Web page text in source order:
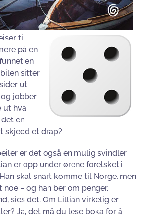
til
på en
en
sitter
ut
og jobber
ut hva
en
skjedd et drap?
er det også en mulig svindler
er opp under ørene forelsket i
skal snart komme til Norge, men
noe – og han ber om penger.
sies det. Om Lillian virkelig er
Ja, det må du lese boka for å